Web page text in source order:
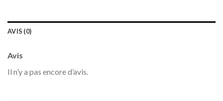
AVIS (0)
Avis
Il n’y a pas encore d’avis.